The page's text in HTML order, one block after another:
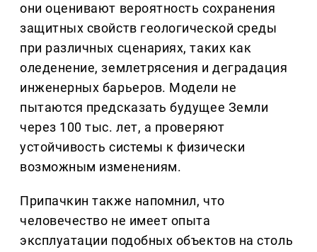
они оценивают вероятность сохранения
защитных свойств геологической среды
при различных сценариях, таких как
оледенение, землетрясения и деградация
инженерных барьеров. Модели не
пытаются предсказать будущее Земли
через 100 тыс. лет, а проверяют
устойчивость системы к физически
возможным изменениям.
Припачкин также напомнил, что
человечество не имеет опыта
эксплуатации подобных объектов на столь